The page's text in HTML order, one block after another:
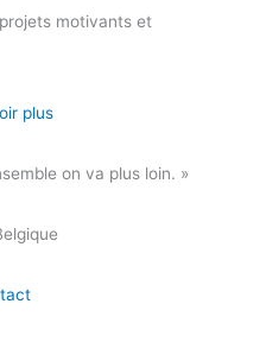
motivants et
plus
on va plus loin. »